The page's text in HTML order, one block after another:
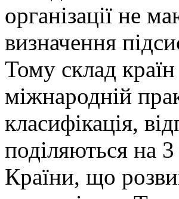
організації не
визначення
Тому склад
міжнародній
класифікація,
поділяються на
Країни, що